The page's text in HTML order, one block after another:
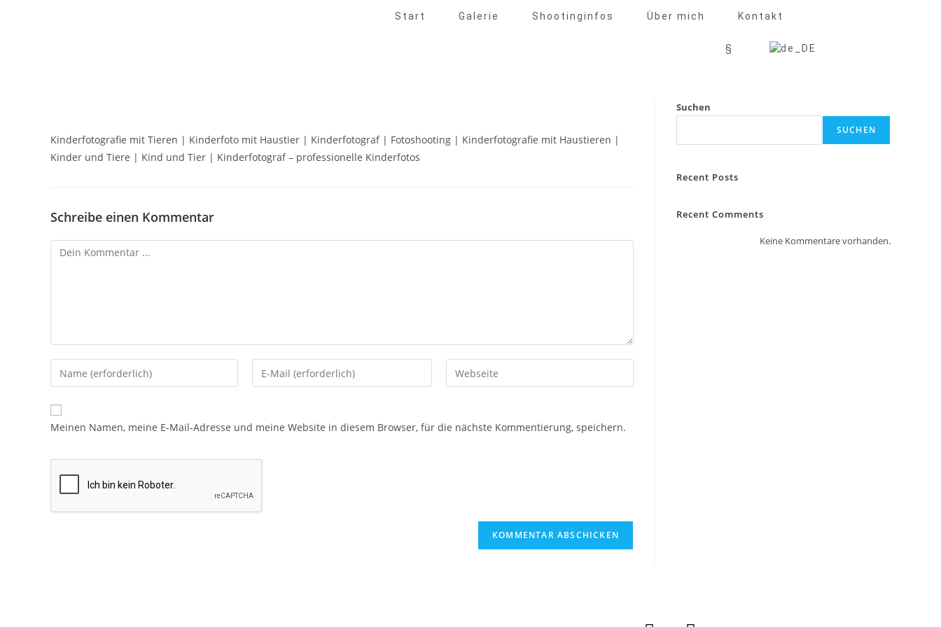
Start Galerie Shootinginfos Über mich Kontakt
§
Kinderfotografie mit Tieren | Kinderfoto mit Haustier | Kinderfotograf | Fotoshooting | Kinderfotografie mit Haustieren |
Kinder und Tiere | Kind und Tier | Kinderfotograf – professionelle Kinderfotos
Schreibe einen Kommentar
Meinen Namen, meine E-Mail-Adresse und meine Website in diesem Browser, für die nächste Kommentierung, speichern.
Suchen
SUCHEN
Recent Posts
Recent Comments
Keine Kommentare vorhanden.